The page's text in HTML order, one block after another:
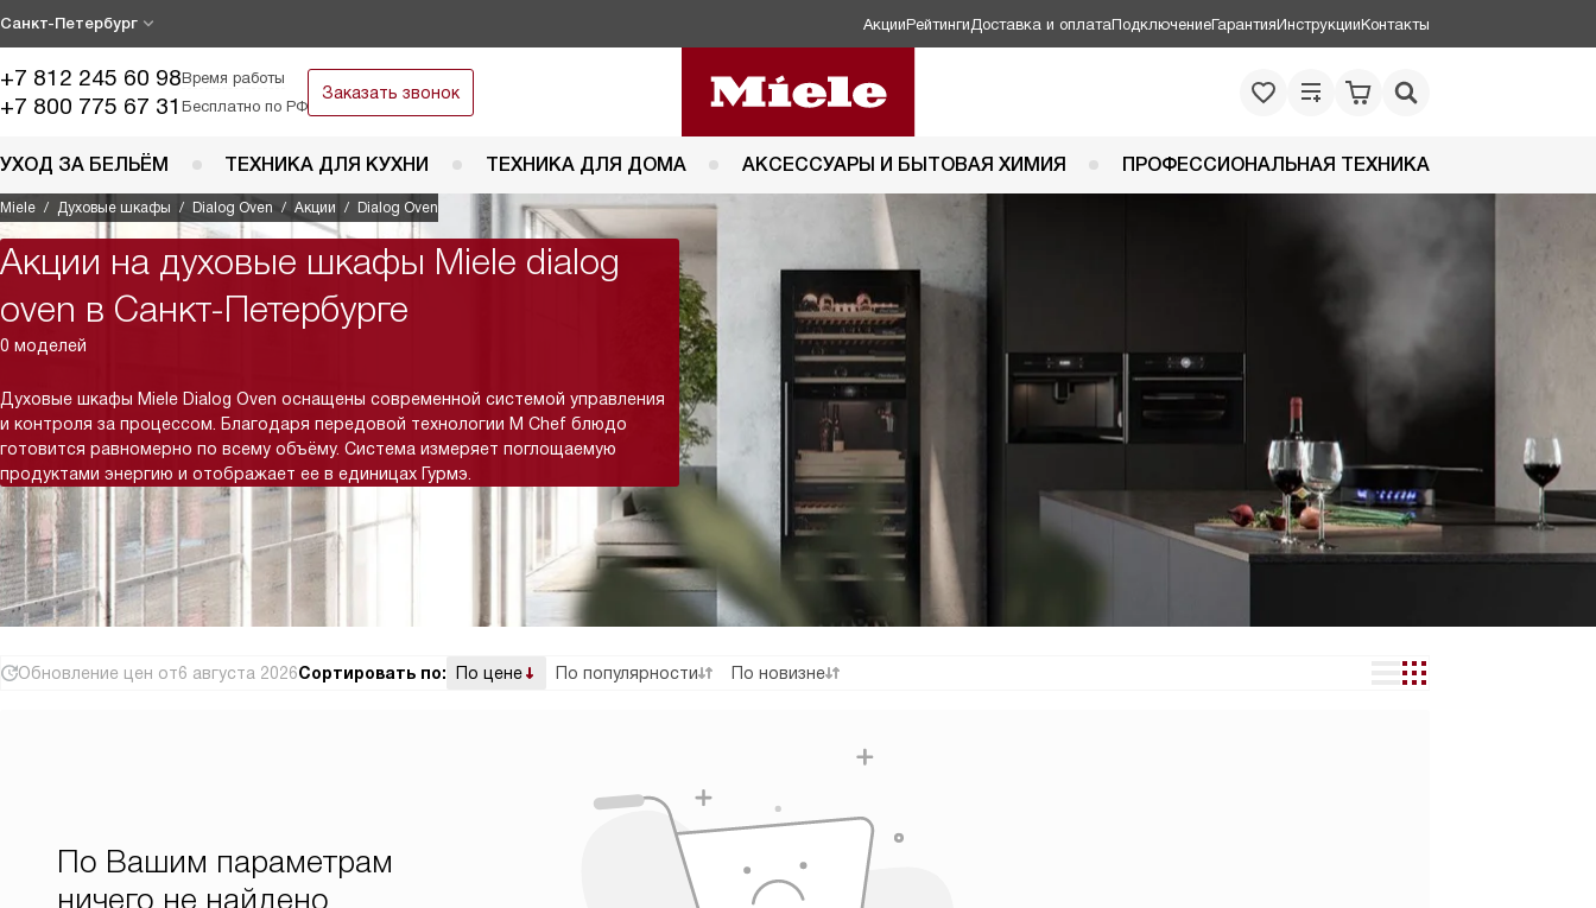
Санкт-Петербург АкцииРейтинги Доставка и оплатаПодключениеГарантияИнструкцииКонтакты
+7 812 245 60 98Время работы
+7 800 775 67 31 Бесплатно по РФ
Заказать звонок
УХОД ЗА БЕЛЬЁМ ТЕХНИКА ДЛЯ КУХНИ ТЕХНИКА ДЛЯ ДОМА АКСЕССУАРЫ И БЫТОВАЯ ХИМИЯ ПРОФЕССИОНАЛЬНАЯ ТЕХНИКА
Miele Духовые шкафы Dialog Oven Акции Dialog Oven
Акции на духовые шкафы Miele dialog
oven в Санкт-Петербурге
0 моделей
Духовые шкафы Miele Dialog Oven оснащены современной системой управления
и контроля за процессом. Благодаря передовой технологии M Chef блюдо
готовится равномерно по всему объёму. Система измеряет поглощаемую
продуктами энергию и отображает ее в единицах Гурмэ.
Обновление цен от6 августа 2026Сортировать по: По цене По популярности По новизне
По Вашим параметрам
ничего не найдено